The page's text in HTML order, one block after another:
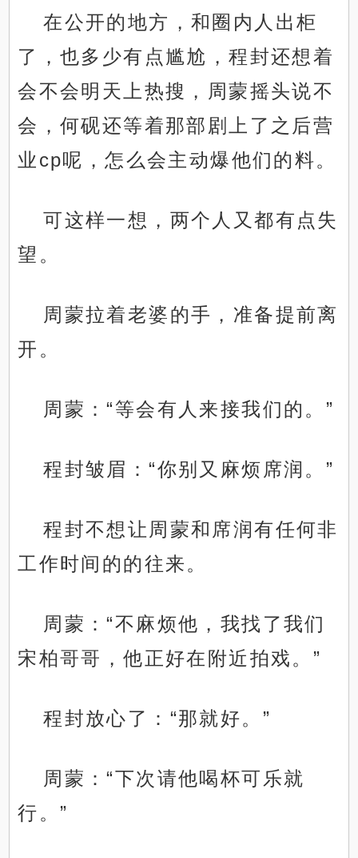
在公开的地方，和圈内人出柜
了，也多少有点尴尬，程封还想着
会不会明天上热搜，周蒙摇头说不
会，何砚还等着那部剧上了之后营
业cp呢，怎么会主动爆他们的料。
可这样一想，两个人又都有点失
望。
周蒙拉着老婆的手，准备提前离
开。
周蒙：“等会有人来接我们的。”
程封皱眉：“你别又麻烦席润。”
程封不想让周蒙和席润有任何非
工作时间的的往来。
周蒙：“不麻烦他，我找了我们
宋柏哥哥，他正好在附近拍戏。”
程封放心了：“那就好。”
周蒙：“下次请他喝杯可乐就
行。”